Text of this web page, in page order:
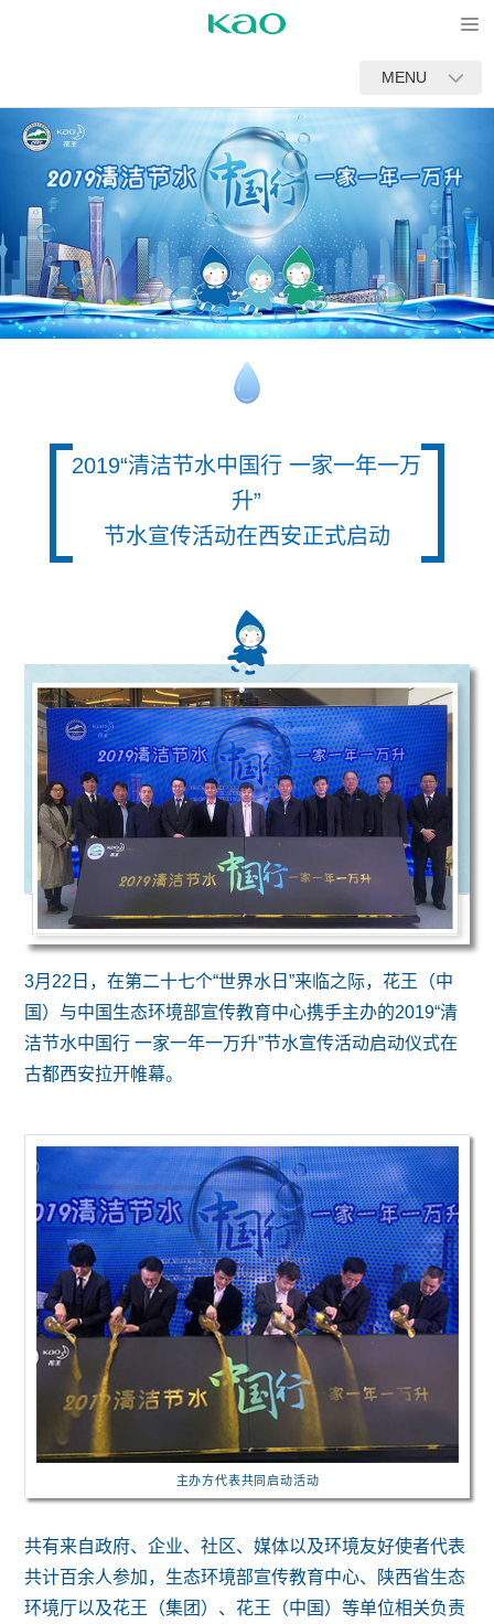
MENU
2019“清洁节水中国行 一家一年一万
升”
节水宣传活动在西安正式启动
3月22日，在第二十七个“世界水日”来临之际，花王（中
国）与中国生态环境部宣传教育中心携手主办的2019“清
洁节水中国行 一家一年一万升”节水宣传活动启动仪式在
古都西安拉开帷幕。
主办方代表共同启动活动
共有来自政府、企业、社区、媒体以及环境友好使者代表
共计百余人参加，生态环境部宣传教育中心、陕西省生态
环境厅以及花王（集团）、花王（中国）等单位相关负责